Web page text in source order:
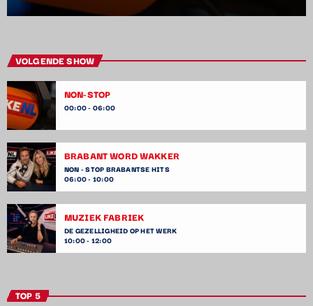
VOLGENDE SHOW
NON-STOP
00:00 - 06:00
BRABANT WORD WAKKER
NON - STOP BRABANTSE HITS
06:00 - 10:00
MUZIEK FABRIEK
DE GEZELLIGHEID OP HET WERK
10:00 - 12:00
TOP 5